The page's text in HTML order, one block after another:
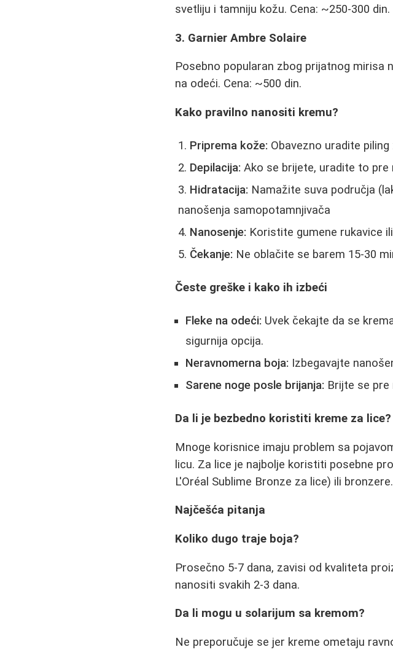
svetliju i tamniju kožu. Cena: ~250-300 din.
3. Garnier Ambre Solaire
Posebno popularan zbog prijatnog mirisa
na odeći. Cena: ~500 din.
Kako pravilno nanositi kremu?
Priprema kože: Obavezno uradite
Depilacija: Ako se brijete, uradite to pre
Hidratacija: Namažite suva područja
nanošenja samopotamnjivača
Nanosenje: Koristite gumene rukavice
Čekanje: Ne oblačite se barem 15-30
Česte greške i kako ih izbeći
Fleke na odeći: Uvek čekajte da se
sigurnija opcija.
Neravnomerna boja: Izbegavajte
Sarene noge posle brijanja: Brijte se pre
Da li je bezbedno koristiti kreme za lice?
Mnoge korisnice imaju problem sa
licu. Za lice je najbolje koristiti posebne
L'Oréal Sublime Bronze za lice) ili bronzere.
Najčešća pitanja
Koliko dugo traje boja?
Prosečno 5-7 dana, zavisi od kvaliteta
nanositi svakih 2-3 dana.
Da li mogu u solarijum sa kremom?
Ne preporučuje se jer kreme ometaju